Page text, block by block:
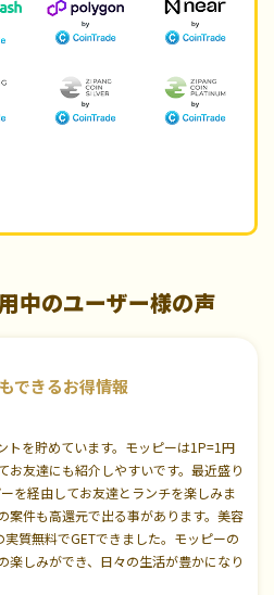
中のユーザー様の声
できるお得情報
トを貯めています。モッピーは1P=1円
お友達にも紹介しやすいです。最近盛り
を経由してお友達とランチを楽しみま
案件も高還元で出る事があります。美容
質無料でGETできました。モッピーの
楽しみができ、日々の生活が豊かになり